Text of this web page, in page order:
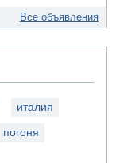
Все объявления
италия
погоня